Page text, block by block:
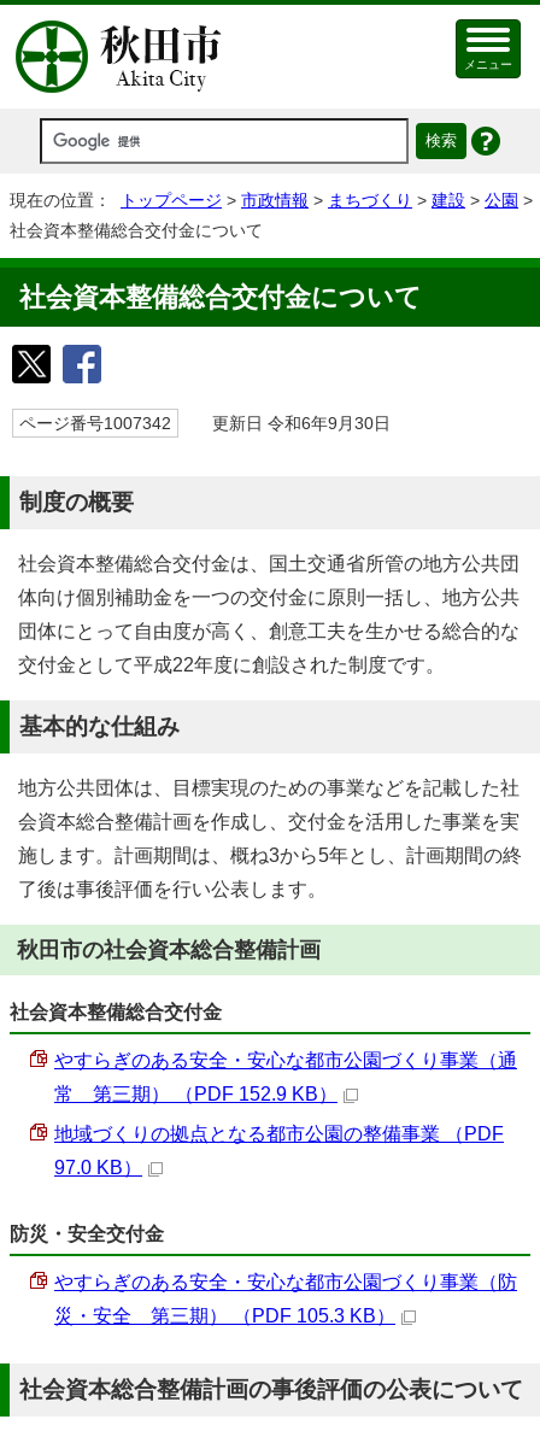
メニュー
現在の位置： トップページ > 市政情報 > まちづくり > 建設 > 公園 >
社会資本整備総合交付金について
社会資本整備総合交付金について
ページ番号1007342 更新日 令和6年9月30日
制度の概要
社会資本整備総合交付金は、国土交通省所管の地方公共団
体向け個別補助金を一つの交付金に原則一括し、地方公共
団体にとって自由度が高く、創意工夫を生かせる総合的な
交付金として平成22年度に創設された制度です。
基本的な仕組み
地方公共団体は、目標実現のための事業などを記載した社
会資本総合整備計画を作成し、交付金を活用した事業を実
施します。計画期間は、概ね3から5年とし、計画期間の終
了後は事後評価を行い公表します。
秋田市の社会資本総合整備計画
社会資本整備総合交付金
やすらぎのある安全・安心な都市公園づくり事業（通
常 第三期） （PDF 152.9 KB）
地域づくりの拠点となる都市公園の整備事業 （PDF
97.0 KB）
防災・安全交付金
やすらぎのある安全・安心な都市公園づくり事業（防
災・安全 第三期） （PDF 105.3 KB）
社会資本総合整備計画の事後評価の公表について